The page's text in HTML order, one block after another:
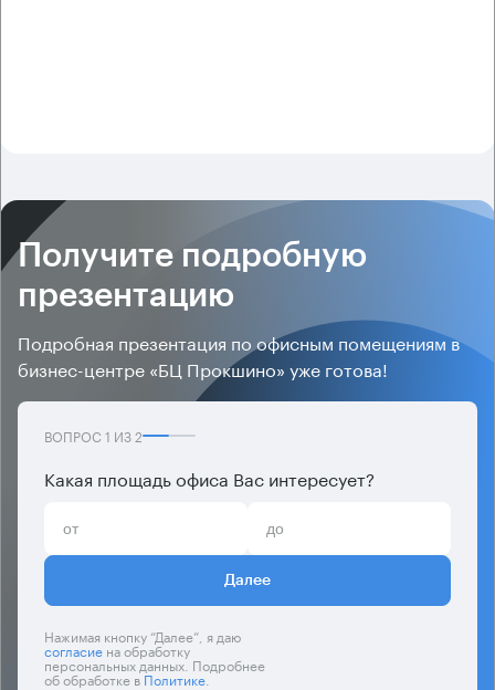
Получите подробную
презентацию
Подробная презентация по офисным помещениям в
бизнес-центре «БЦ Прокшино» уже готова!
ВОПРОС 1 ИЗ2
Какая площадь офиса Вас интересует?
Далее
Нажимая кнопку “Далее”, я даю
согласиена обработку
персональных данных. Подробнее
об обработке вПолитике.